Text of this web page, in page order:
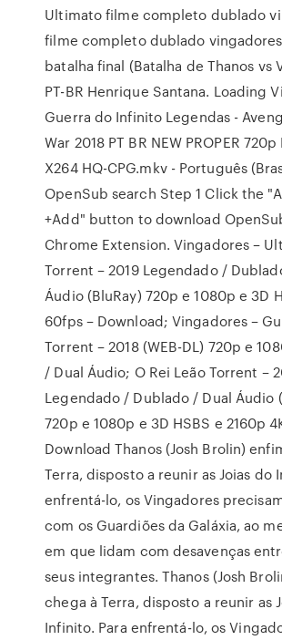
Ultimato filme completo dublado
filme completo dublado vingadores
batalha final (Batalha de Thanos vs
PT-BR Henrique Santana. Loading
Guerra do Infinito Legendas -
War 2018 PT BR NEW PROPER
X264 HQ-CPG.mkv - Português
OpenSub search Step 1 Click the
+Add" button to download
Chrome Extension. Vingadores –
Torrent – 2019 Legendado /
Áudio (BluRay) 720p e 1080p e 3D
60fps – Download; Vingadores –
Torrent – 2018 (WEB-DL) 720p e
/ Dual Áudio; O Rei Leão Torrent –
Legendado / Dublado / Dual Áudio
720p e 1080p e 3D HSBS e 2160p
Download Thanos (Josh Brolin)
Terra, disposto a reunir as Joias do
enfrentá-lo, os Vingadores
com os Guardiões da Galáxia, ao
em que lidam com desavenças
seus integrantes. Thanos (Josh
chega à Terra, disposto a reunir as
Infinito. Para enfrentá-lo, os